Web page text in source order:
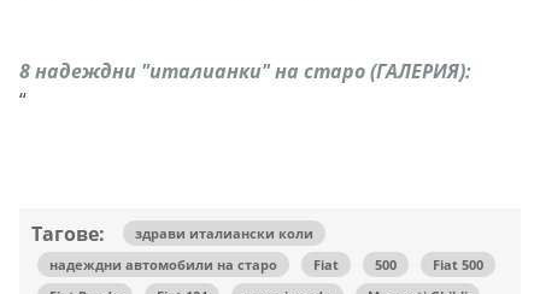
8 надеждни "италианки" на старо (ГАЛЕРИЯ):
“
Тагове:
здрави италиански коли
надеждни автомобили на старо
Fiat 500
Fiat 500